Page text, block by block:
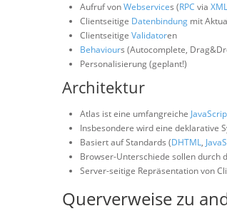
Aufruf vonWebservices (RPC via XML
Clientseitige Datenbindung mit
Clientseitige Validatoren
Behaviours (Autocomplete,
Personalisierung (geplant!)
Architektur
Atlas ist eine umfangreiche
Insbesondere wird eine deklarative
Basiert auf Standards (DHTML,
Browser-Unterschiede sollen durch
Server-seitige Repräsentation von
Querverweise zu